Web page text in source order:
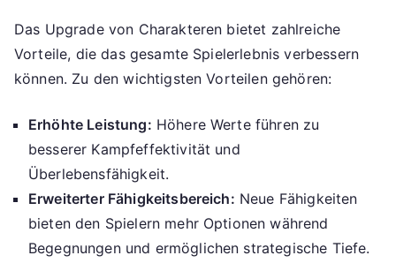
Das Upgrade von Charakteren bietet zahlreiche
Vorteile, die das gesamte Spielerlebnis verbessern
können. Zu den wichtigsten Vorteilen gehören:
Erhöhte Leistung: Höhere Werte führen zu
besserer Kampfeffektivität und
Überlebensfähigkeit.
Erweiterter Fähigkeitsbereich: Neue Fähigkeiten
bieten den Spielern mehr Optionen während
Begegnungen und ermöglichen strategische Tiefe.